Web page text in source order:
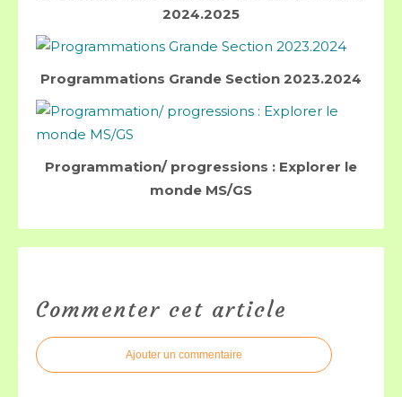
2024.2025
Programmations Grande Section 2023.2024
Programmation/ progressions : Explorer le
monde MS/GS
Commenter cet article
Ajouter un commentaire